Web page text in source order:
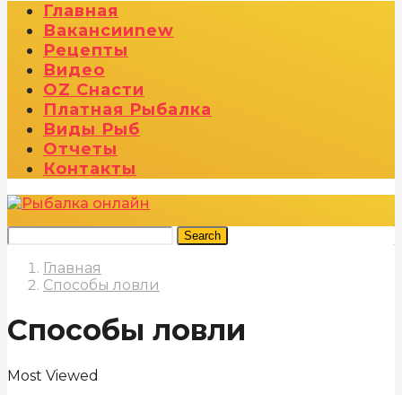
Главная
ВакансииNew
Рецепты
Видео
OZ Снасти
Платная Рыбалка
Виды Рыб
Отчеты
Контакты
Search
Главная
Способы ловли
Способы ловли
Most Viewed